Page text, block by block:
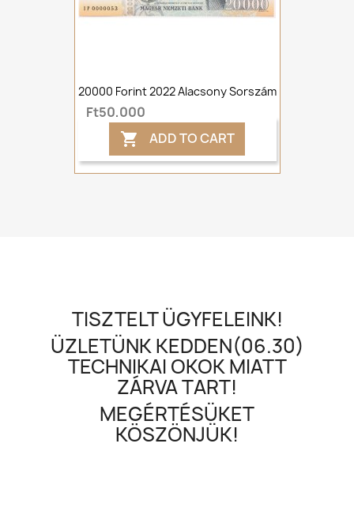
20000 Forint 2022 Alacsony Sorszám
Ft50,000
 ADD TO CART
TISZTELT ÜGYFELEINK!
ÜZLETÜNK KEDDEN(06.30)
TECHNIKAI OKOK MIATT
ZÁRVA TART!
MEGÉRTÉSÜKET
KÖSZÖNJÜK!